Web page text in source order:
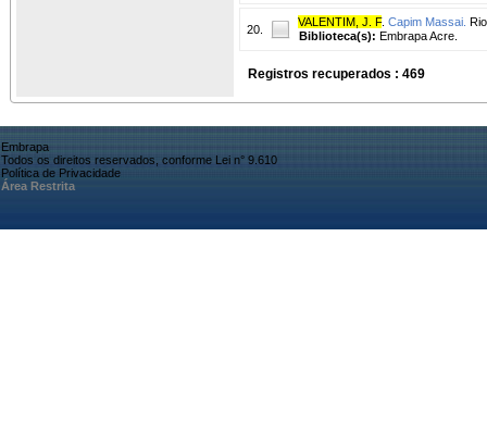
20.
VALENTIM, J. F. Capim Massai.
Biblioteca(s): Embrapa Acre.
Registros recuperados : 469
Embrapa
Todos os direitos reservados, conforme Lei n° 9.610
Política de Privacidade
Área Restrita